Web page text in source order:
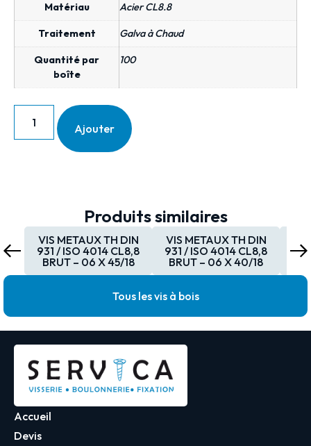
Matériau Acier CL8.8
Traitement Galva à Chaud
Quantité par
boîte
100
Ajouter
Produits similaires
VIS METAUX TH DIN
931 / ISO 4014 CL8,8
BRUT – 06 X 45/18
VIS METAUX TH DIN
931 / ISO 4014 CL8,8
BRUT – 06 X 40/18
Tous les vis à bois
Accueil
Devis